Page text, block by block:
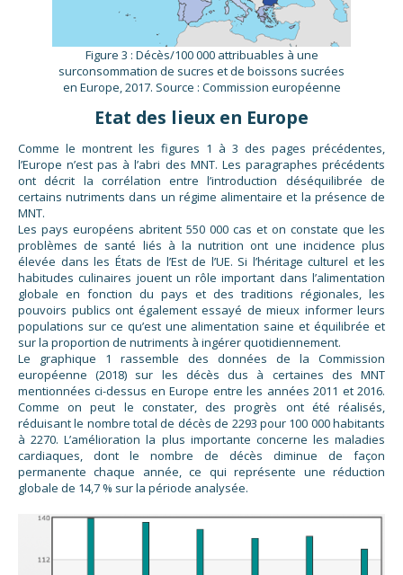
Figure 3 : Décès/100 000 attribuables à une
surconsommation de sucres et de boissons sucrées
en Europe, 2017. Source : Commission européenne
Etat des lieux en Europe
Comme le montrent les figures 1 à 3 des pages précédentes,
l’Europe n’est pas à l’abri des MNT. Les paragraphes précédents
ont décrit la corrélation entre l’introduction déséquilibrée de
certains nutriments dans un régime alimentaire et la présence de
MNT.
Les pays européens abritent 550 000 cas et on constate que les
problèmes de santé liés à la nutrition ont une incidence plus
élevée dans les États de l’Est de l’UE. Si l’héritage culturel et les
habitudes culinaires jouent un rôle important dans l’alimentation
globale en fonction du pays et des traditions régionales, les
pouvoirs publics ont également essayé de mieux informer leurs
populations sur ce qu’est une alimentation saine et équilibrée et
sur la proportion de nutriments à ingérer quotidiennement.
Le graphique 1 rassemble des données de la Commission
européenne (2018) sur les décès dus à certaines des MNT
mentionnées ci-dessus en Europe entre les années 2011 et 2016.
Comme on peut le constater, des progrès ont été réalisés,
réduisant le nombre total de décès de 2293 pour 100 000 habitants
à 2270. L’amélioration la plus importante concerne les maladies
cardiaques, dont le nombre de décès diminue de façon
permanente chaque année, ce qui représente une réduction
globale de 14,7 % sur la période analysée.